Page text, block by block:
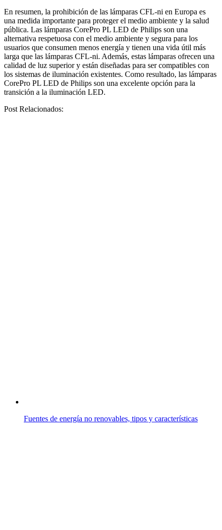
En resumen, la prohibición de las lámparas CFL-ni en Europa es
una medida importante para proteger el medio ambiente y la salud
pública. Las lámparas CorePro PL LED de Philips son una
alternativa respetuosa con el medio ambiente y segura para los
usuarios que consumen menos energía y tienen una vida útil más
larga que las lámparas CFL-ni. Además, estas lámparas ofrecen una
calidad de luz superior y están diseñadas para ser compatibles con
los sistemas de iluminación existentes. Como resultado, las lámparas
CorePro PL LED de Philips son una excelente opción para la
transición a la iluminación LED.
Post Relacionados:
Fuentes de energía no renovables, tipos y características